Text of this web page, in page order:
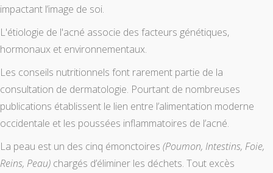
impactant l’image de soi.
L'étiologie de l'acné associe des facteurs génétiques,
hormonaux et environnementaux.
Les conseils nutritionnels font rarement partie de la
consultation de dermatologie. Pourtant de nombreuses
publications établissent le lien entre l’alimentation moderne
occidentale et les poussées inflammatoires de l’acné.
La peau est un des cinq émonctoires (Poumon, Intestins, Foie,
Reins, Peau) chargés d’éliminer les déchets. Tout excès